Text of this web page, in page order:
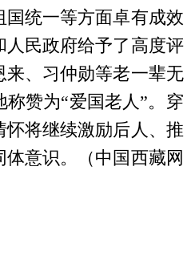
统一等方面卓有成效
人民政府给予了高度评
来、习仲勋等老一辈无
赞为“爱国老人”。穿
怀将继续激励后人、推
意识。（中国西藏网